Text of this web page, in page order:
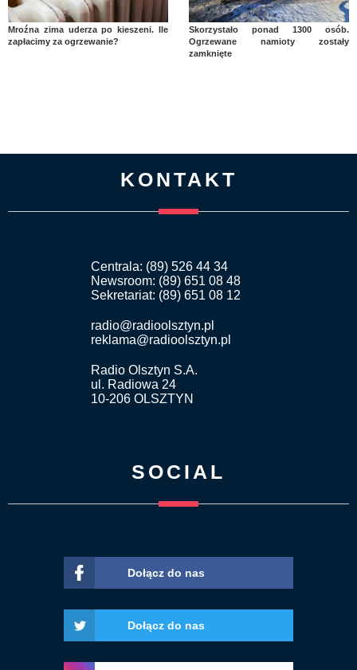
Mroźna zima uderza po kieszeni. Ile
zapłacimy za ogrzewanie?
Skorzystało ponad 1300 osób.
Ogrzewane namioty zostały
zamknięte
KONTAKT
Centrala: (89) 526 44 34
Newsroom: (89) 651 08 48
Sekretariat: (89) 651 08 12
radio@radioolsztyn.pl
reklama@radioolsztyn.pl
Radio Olsztyn S.A.
ul. Radiowa 24
10-206 OLSZTYN
SOCIAL
Dołącz do nas
Dołącz do nas